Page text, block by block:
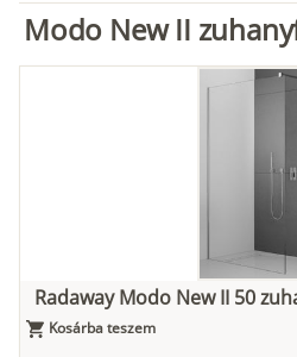
Modo New II
Radaway Modo New II 50
Kosárba teszem